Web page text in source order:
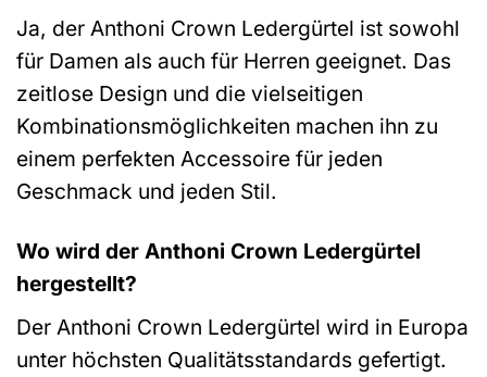
Ja, der Anthoni Crown Ledergürtel ist sowohl
für Damen als auch für Herren geeignet. Das
zeitlose Design und die vielseitigen
Kombinationsmöglichkeiten machen ihn zu
einem perfekten Accessoire für jeden
Geschmack und jeden Stil.
Wo wird der Anthoni Crown Ledergürtel
hergestellt?
Der Anthoni Crown Ledergürtel wird in Europa
unter höchsten Qualitätsstandards gefertigt.